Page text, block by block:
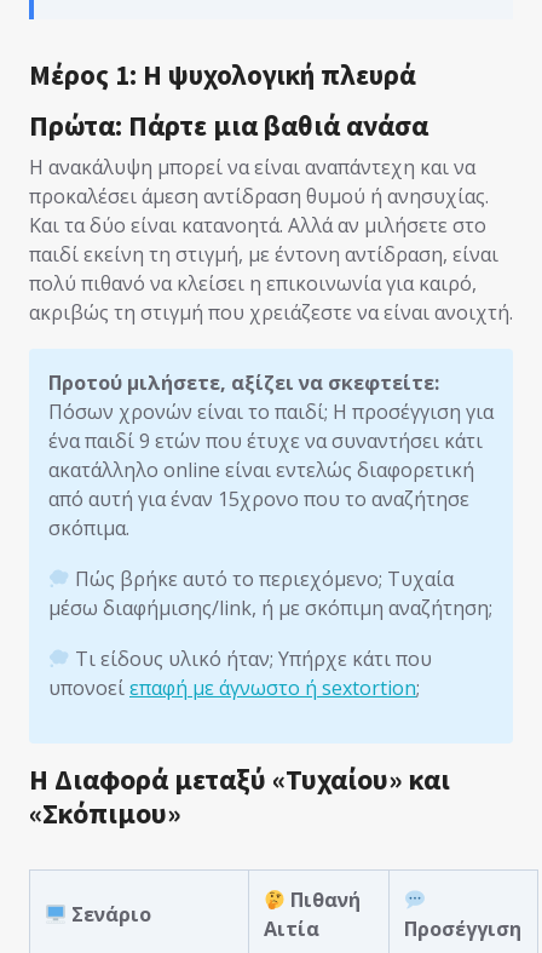
Μέρος 1: Η ψυχολογική πλευρά
Πρώτα: Πάρτε μια βαθιά ανάσα
Η ανακάλυψη μπορεί να είναι αναπάντεχη και να
προκαλέσει άμεση αντίδραση θυμού ή ανησυχίας.
Και τα δύο είναι κατανοητά. Αλλά αν μιλήσετε στο
παιδί εκείνη τη στιγμή, με έντονη αντίδραση, είναι
πολύ πιθανό να κλείσει η επικοινωνία για καιρό,
ακριβώς τη στιγμή που χρειάζεστε να είναι ανοιχτή.
Προτού μιλήσετε, αξίζει να σκεφτείτε:
Πόσων χρονών είναι το παιδί; Η προσέγγιση για
ένα παιδί 9 ετών που έτυχε να συναντήσει κάτι
ακατάλληλο online είναι εντελώς διαφορετική
από αυτή για έναν 15χρονο που το αναζήτησε
σκόπιμα.
Πώς βρήκε αυτό το περιεχόμενο; Τυχαία
μέσω διαφήμισης/link, ή με σκόπιμη αναζήτηση;
Τι είδους υλικό ήταν; Υπήρχε κάτι που
υπονοείεπαφή με άγνωστο ή sextortion;
Η Διαφορά μεταξύ «Τυχαίου» και
«Σκόπιμου»
Σενάριο
Πιθανή
Αιτία
Προσέγγιση